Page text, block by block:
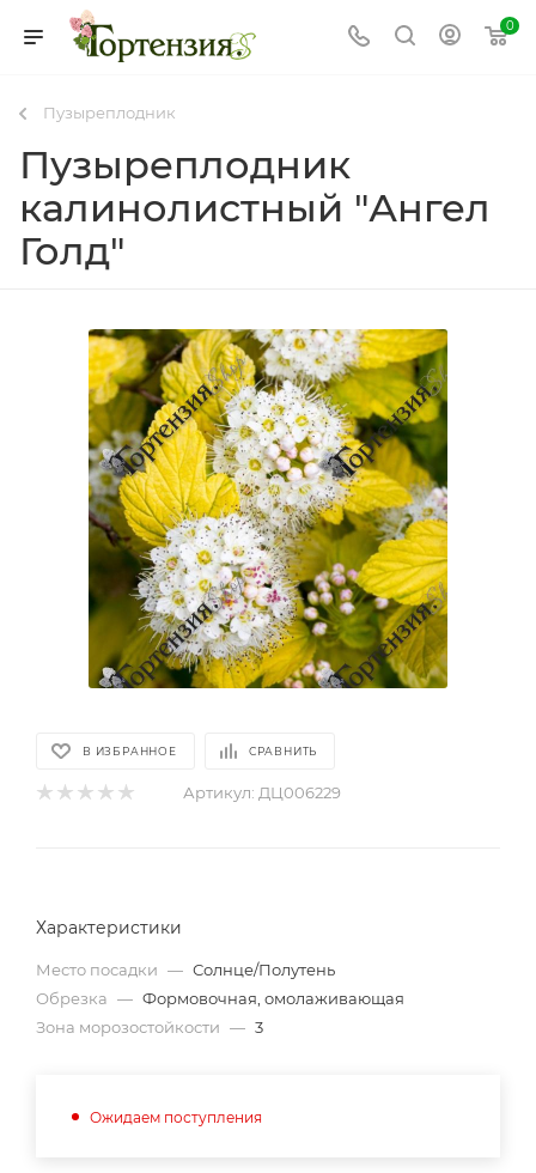
0
Пузыреплодник
Пузыреплодник
калинолистный "Ангел
Голд"
В ИЗБРАННОЕ СРАВНИТЬ
Артикул: ДЦ006229
Характеристики
Место посадки — Солнце/Полутень
Обрезка — Формовочная, омолаживающая
Зона морозостойкости — 3
Ожидаем поступления